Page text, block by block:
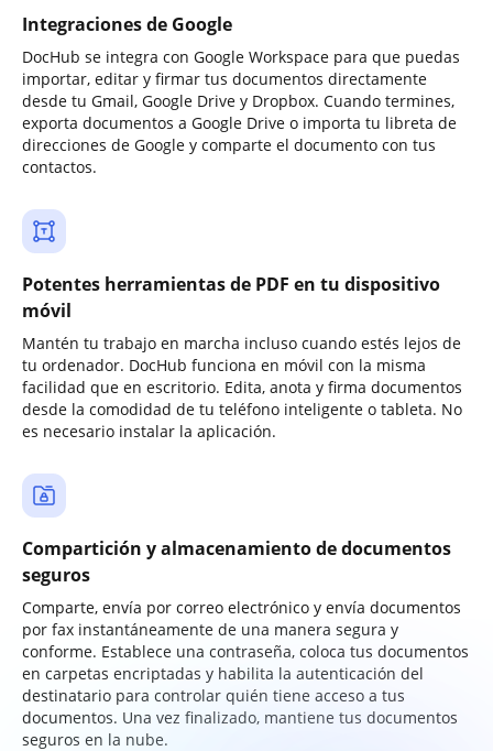
Integraciones de Google
DocHub se integra con Google Workspace para que puedas
importar, editar y firmar tus documentos directamente
desde tu Gmail, Google Drive y Dropbox. Cuando termines,
exporta documentos a Google Drive o importa tu libreta de
direcciones de Google y comparte el documento con tus
contactos.
Potentes herramientas de PDF en tu dispositivo
móvil
Mantén tu trabajo en marcha incluso cuando estés lejos de
tu ordenador. DocHub funciona en móvil con la misma
facilidad que en escritorio. Edita, anota y firma documentos
desde la comodidad de tu teléfono inteligente o tableta. No
es necesario instalar la aplicación.
Compartición y almacenamiento de documentos
seguros
Comparte, envía por correo electrónico y envía documentos
por fax instantáneamente de una manera segura y
conforme. Establece una contraseña, coloca tus documentos
en carpetas encriptadas y habilita la autenticación del
destinatario para controlar quién tiene acceso a tus
documentos. Una vez finalizado, mantiene tus documentos
seguros en la nube.